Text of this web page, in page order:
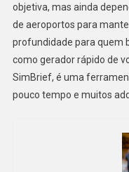
objetiva, mas ainda
de aeroportos para
profundidade para quem
como gerador rápido de
SimBrief, é uma
pouco tempo e muitos